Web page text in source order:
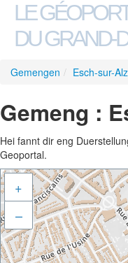
LE
DU GRAND-
Gemengen / Esch-sur-
Gemeng :
Hei fannt dir eng
Geoportal.
+
–